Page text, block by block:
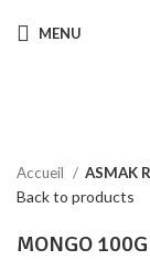
MENU
Accueil ASMAK
Back to products
MONGO